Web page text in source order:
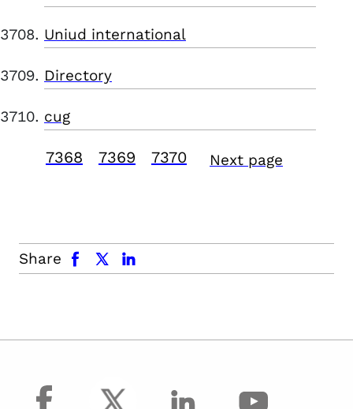
Uniud international
Directory
cug
7368 7369 7370 Next page
Share
facebook x.com linkedin
facebook